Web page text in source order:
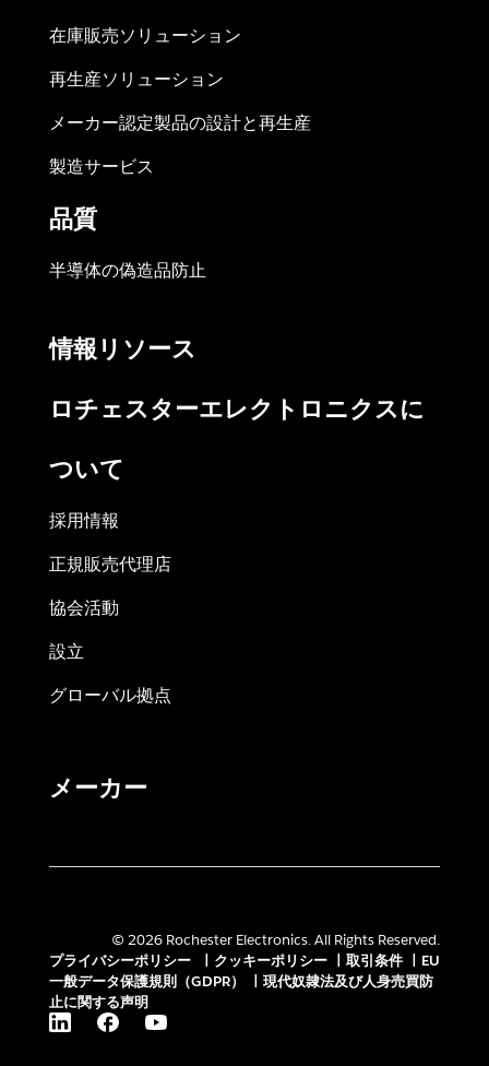
在庫販売ソリューション
再生産ソリューション
メーカー認定製品の設計と再生産
製造サービス
品質
半導体の偽造品防止
情報リソース
ロチェスターエレクトロニクスに
ついて
採用情報
正規販売代理店
協会活動
設立
グローバル拠点
メーカー
© 2026 Rochester Electronics. All Rights Reserved.
プライバシーポリシー
クッキーポリシー 取引条件
EU
一般データ保護規則（GDPR）
現代奴隷法及び人身売買防
止に関する声明